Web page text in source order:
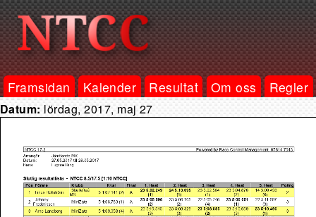
Framsidan Kalender Resultat Om oss Regler
Datum: lördag, 2017, maj 27